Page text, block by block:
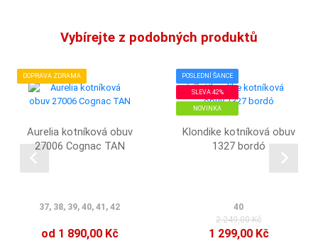
Vybírejte z podobných produktů
DOPRAVA ZDRAMA
Aurelia kotníková obuv
27006 Cognac TAN
37, 38, 39, 40, 41, 42
od 1 890,00 Kč
POSLEDNÍ ŠANCE
SLEVA 42%
NOVINKA
Klondike kotníková obuv
1327 bordó
40
2 249,00 Kč
1 299,00 Kč